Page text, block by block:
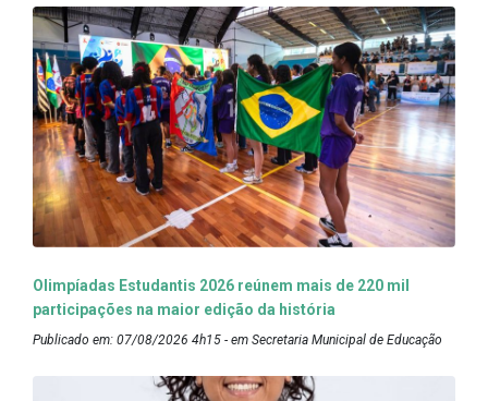
Olimpíadas Estudantis 2026 reúnem mais de 220 mil
participações na maior edição da história
Publicado em: 07/08/2026 4h15 - em Secretaria Municipal de Educação